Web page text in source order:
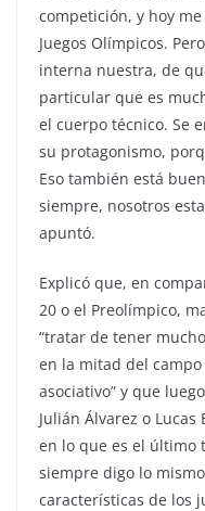
competición, y hoy
Juegos Olímpicos.
interna nuestra, de
particular que es
el cuerpo técnico. Se
su protagonismo,
Eso también está
siempre, nosotros
apuntó.
Explicó que, en
20 o el Preolímpico,
“tratar de tener
en la mitad del
asociativo” y que
Julián Álvarez o
en lo que es el último
siempre digo lo
características de los